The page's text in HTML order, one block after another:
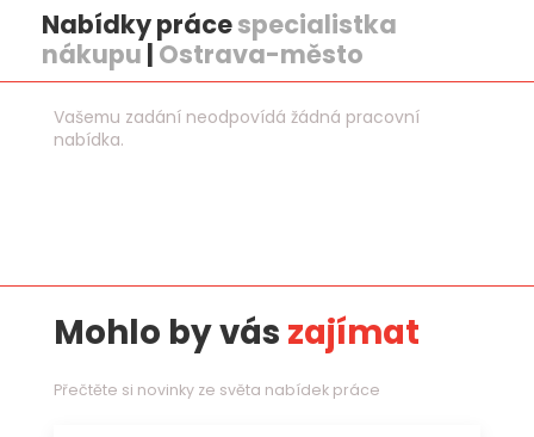
Nabídky prácespecialistka
nákupu | Ostrava-město
Vašemu zadání neodpovídá žádná pracovní
nabídka.
Mohlo by vás zajímat
Přečtěte si novinky ze světa nabídek práce